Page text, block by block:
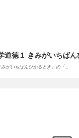
道徳１ きみがいちばん
がいちばんひかるとき』の「…